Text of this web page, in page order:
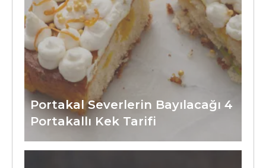
Portakal Severlerin Bayılacağı 4
Portakallı Kek Tarifi